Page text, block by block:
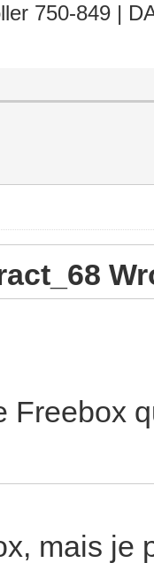
750-849 |
Freebox
mais je